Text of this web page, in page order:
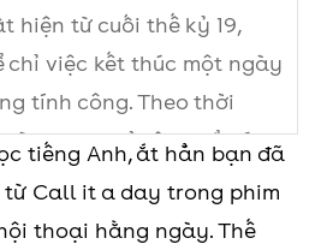
hiện từ cuối thế kỷ 19,
chỉ việc kết thúc một ngày
tính công. Theo thời
được mở rộng để nói
đã làm đủ hoặc cần
sắc thái trung tính đến
tiếng Anh, ắt hẳn bạn đã
Call it a day trong phim
thoại hằng ngày. Thế